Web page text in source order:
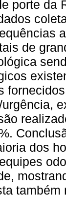
porte da
de
dos